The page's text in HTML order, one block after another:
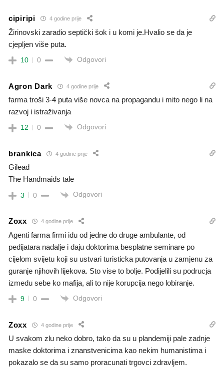
cipiripi 4 godine prije
Žirinovski zaradio septički šok i u komi je.Hvalio se da je
cjepljen više puta.
10 0 Odgovori
Agron Dark 4 godine prije
farma troši 3-4 puta više novca na propagandu i mito nego li na
razvoj i istraživanja
12 0 Odgovori
brankica 4 godine prije
Gilead
The Handmaids tale
3 0 Odgovori
Zoxx 4 godine prije
Agenti farma firmi idu od jedne do druge ambulante, od
pedijatara nadalje i daju doktorima besplatne seminare po
cijelom svijetu koji su ustvari turisticka putovanja u zamjenu za
guranje njihovih lijekova. Sto vise to bolje. Podijelili su podrucja
izmedu sebe ko mafija, ali to nije korupcija nego lobiranje.
9 0 Odgovori
Zoxx 4 godine prije
U svakom zlu neko dobro, tako da su u plandemiji pale zadnje
maske doktorima i znanstvenicima kao nekim humanistima i
pokazalo se da su samo proracunati trgovci zdravljem.